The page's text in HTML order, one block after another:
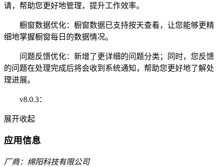
请，帮助您更好地管理，提升工作效率。
橱窗数据优化：橱窗数据已支持按天查看，让您能够更精
细地掌握橱窗每日的数据情况。
问题反馈优化：新增了更详细的问题分类；同时，您反馈
的问题在处理完成后将会收到系统通知，帮助您更好地了解处
理进展。
v8.0.3：
展开收起
应用信息
厂商：绵阳科技有限公司